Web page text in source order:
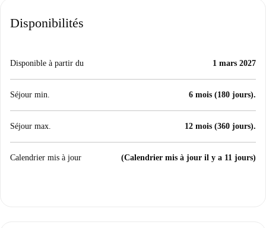
Disponibilités
Disponible à partir du 1 mars 2027
Séjour min. 6 mois (180 jours).
Séjour max. 12 mois (360 jours).
Calendrier mis à jour (Calendrier mis à jour il y a 11 jours)